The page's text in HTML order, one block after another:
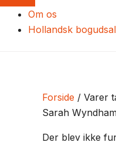
Om os
Hollandsk
Forside / Varer
Sarah
Der blev ikke